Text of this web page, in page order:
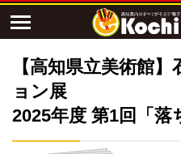
【高知県立美術館
ョン展
2025年度 第1回「落